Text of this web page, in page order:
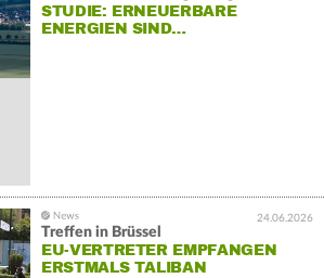
STUDIE: ERNEUERBARE
ENERGIEN SIND…
24.06.2026
Treffen in Brüssel
EU-VERTRETER EMPFANGEN
ERSTMALS TALIBAN